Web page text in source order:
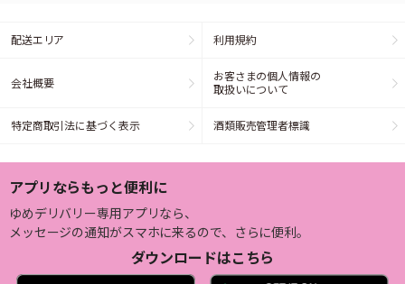
配送エリア 利用規約
会社概要
お客さまの個人情報の
取扱いについて
特定商取引法に基づく表示 酒類販売管理者標識
アプリならもっと便利に
ゆめデリバリー専用アプリなら、
メッセージの通知がスマホに来るので、さらに便利。
ダウンロードはこちら